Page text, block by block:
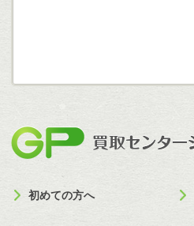
初めての方へ